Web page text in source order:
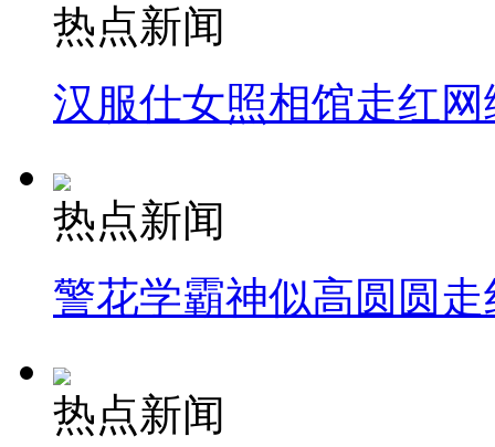
热点新闻
汉服仕女照相馆走红网
热点新闻
警花学霸神似高圆圆走
热点新闻